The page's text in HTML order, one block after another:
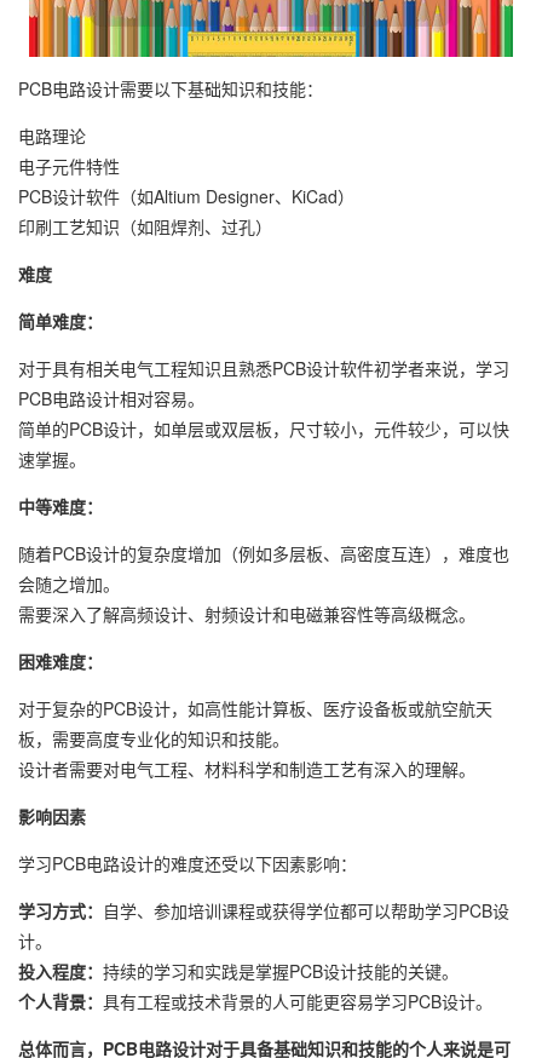
PCB电路设计需要以下基础知识和技能：
电路理论
电子元件特性
PCB设计软件（如Altium Designer、KiCad）
印刷工艺知识（如阻焊剂、过孔）
难度
简单难度：
对于具有相关电气工程知识且熟悉PCB设计软件初学者来说，学习
PCB电路设计相对容易。
简单的PCB设计，如单层或双层板，尺寸较小，元件较少，可以快
速掌握。
中等难度：
随着PCB设计的复杂度增加（例如多层板、高密度互连），难度也
会随之增加。
需要深入了解高频设计、射频设计和电磁兼容性等高级概念。
困难难度：
对于复杂的PCB设计，如高性能计算板、医疗设备板或航空航天
板，需要高度专业化的知识和技能。
设计者需要对电气工程、材料科学和制造工艺有深入的理解。
影响因素
学习PCB电路设计的难度还受以下因素影响：
学习方式： 自学、参加培训课程或获得学位都可以帮助学习PCB设
计。
投入程度： 持续的学习和实践是掌握PCB设计技能的关键。
个人背景： 具有工程或技术背景的人可能更容易学习PCB设计。
总体而言，PCB电路设计对于具备基础知识和技能的个人来说是可